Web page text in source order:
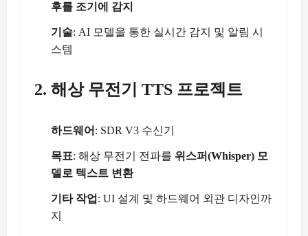
후를 조기에 감지
기술: AI 모델을 통한 실시간 감지 및 알림 시
스템
2. 해상 무전기 TTS 프로젝트
하드웨어 : SDR V3 수신기
목표: 해상 무전기 전파를 위스퍼(Whisper) 모
델로 텍스트 변환
기타 작업 : UI 설계 및 하드웨어 외관 디자인까
지